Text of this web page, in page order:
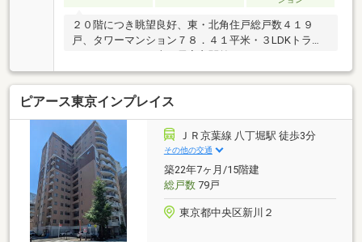
２０階につき眺望良好、東・北角住戸総戸数４１９
戸、タワーマンション７８．４１平米・３LDKトラン
やキッズルームなど共用施設も充実（一部有償）～～
～リノベーション内容～～～ （２０２６年２
月１４日完了）・システムキッチン交換・ユニットバ
ス交換・洗面化粧台交換・トイレ交換・全フローリン
グ張替・床暖房（ガス式）交換・全クロス貼替
・建具交換 ・・・等～～～～～～～～～～～～～～～
ピアース東京インプレイス
ＪＲ京葉線 八丁堀駅 徒歩3分
その他の交通
築22年7ヶ月/15階建
総戸数79戸
東京都中央区新川２